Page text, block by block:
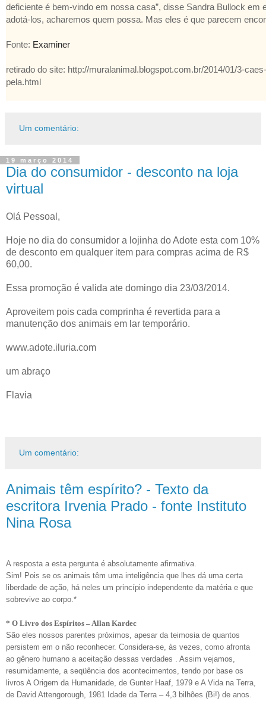
deficiente é bem-vindo em nossa casa”, disse Sandra Bullock em
adotá-los, acharemos quem possa. Mas eles é que parecem
Fonte: Examiner
retirado do site: http://muralanimal.blogspot.com.br/2014/01/3-
pela.html
Um comentário:
19 março 2014
Dia do consumidor - desconto na loja
virtual
Olá Pessoal,
Hoje no dia do consumidor a lojinha do Adote esta com 10%
de desconto em qualquer item para compras acima de R$
60,00.
Essa promoção é valida ate domingo dia 23/03/2014.
Aproveitem pois cada comprinha é revertida para a
manutenção dos animais em lar temporário.
www.adote.iluria.com
um abraço
Flavia
Um comentário:
Animais têm espírito? - Texto da
escritora Irvenia Prado - fonte Instituto
Nina Rosa
A resposta a esta pergunta é absolutamente afirmativa.
Sim! Pois se os animais têm uma inteligência que lhes dá uma certa
liberdade de ação, há neles um princípio independente da matéria e que
sobrevive ao corpo.*
* O Livro dos Espíritos – Allan Kardec
São eles nossos parentes próximos, apesar da teimosia de quantos
persistem em o não reconhecer. Considera-se, às vezes, como afronta
ao gênero humano a aceitação dessas verdades . Assim vejamos,
resumidamente, a seqüência dos acontecimentos, tendo por base os
livros A Origem da Humanidade, de Gunter Haaf, 1979 e A Vida na Terra,
de David Attengorough, 1981 Idade da Terra – 4,3 bilhões (Bi!) de anos.